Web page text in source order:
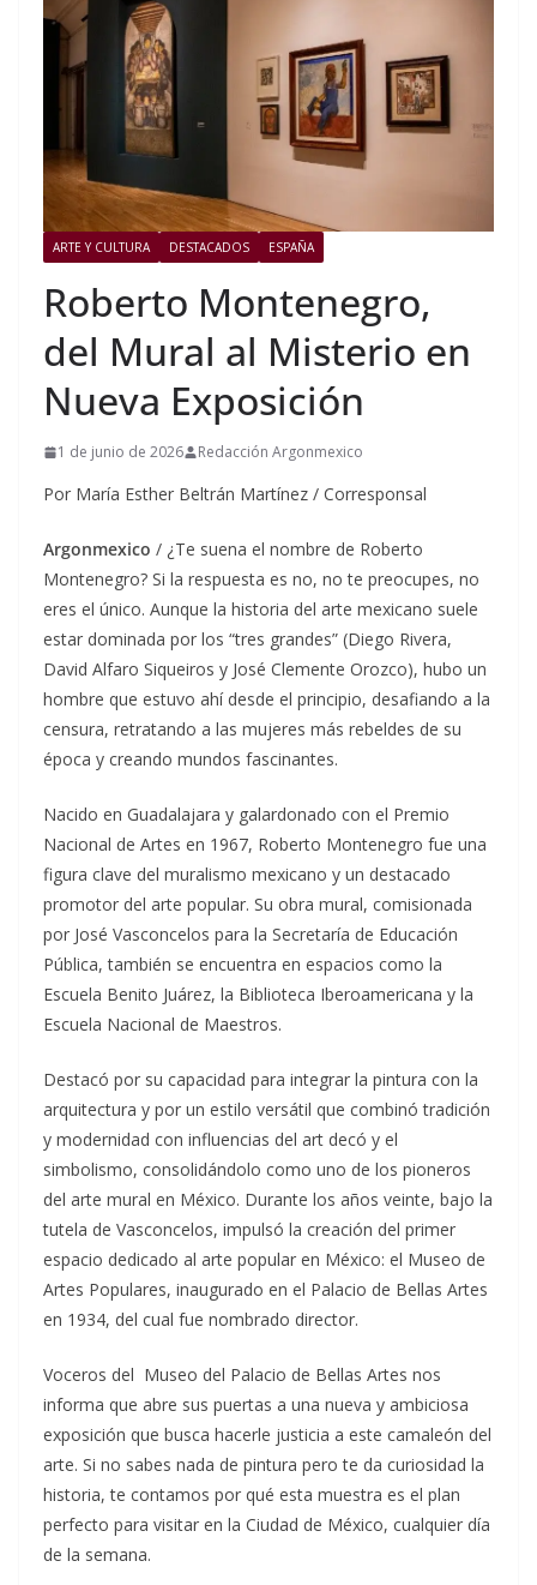
ARTE Y CULTURA DESTACADOS ESPAÑA
Roberto Montenegro,
del Mural al Misterio en
Nueva Exposición
1 de junio de 2026 Redacción Argonmexico
Por María Esther Beltrán Martínez / Corresponsal
Argonmexico / ¿Te suena el nombre de Roberto
Montenegro? Si la respuesta es no, no te preocupes, no
eres el único. Aunque la historia del arte mexicano suele
estar dominada por los “tres grandes” (Diego Rivera,
David Alfaro Siqueiros y José Clemente Orozco), hubo un
hombre que estuvo ahí desde el principio, desafiando a la
censura, retratando a las mujeres más rebeldes de su
época y creando mundos fascinantes.
Nacido en Guadalajara y galardonado con el Premio
Nacional de Artes en 1967, Roberto Montenegro fue una
figura clave del muralismo mexicano y un destacado
promotor del arte popular. Su obra mural, comisionada
por José Vasconcelos para la Secretaría de Educación
Pública, también se encuentra en espacios como la
Escuela Benito Juárez, la Biblioteca Iberoamericana y la
Escuela Nacional de Maestros.
Destacó por su capacidad para integrar la pintura con la
arquitectura y por un estilo versátil que combinó tradición
y modernidad con influencias del art decó y el
simbolismo, consolidándolo como uno de los pioneros
del arte mural en México. Durante los años veinte, bajo la
tutela de Vasconcelos, impulsó la creación del primer
espacio dedicado al arte popular en México: el Museo de
Artes Populares, inaugurado en el Palacio de Bellas Artes
en 1934, del cual fue nombrado director.
Voceros del Museo del Palacio de Bellas Artes nos
informa que abre sus puertas a una nueva y ambiciosa
exposición que busca hacerle justicia a este camaleón del
arte. Si no sabes nada de pintura pero te da curiosidad la
historia, te contamos por qué esta muestra es el plan
perfecto para visitar en la Ciudad de México, cualquier día
de la semana.